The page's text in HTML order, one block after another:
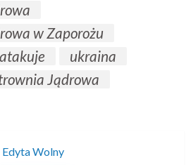
w Zaporożu
ukraina
Jądrowa
Edyta Wolny